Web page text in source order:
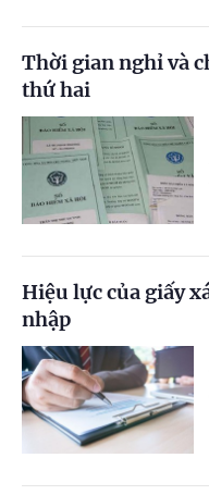
Thời gian nghỉ và
thứ hai
Hiệu lực của giấy
nhập